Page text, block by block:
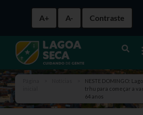
A+ A- Contraste
NESTE DOMINGO:
trhu para começar a
64 anos